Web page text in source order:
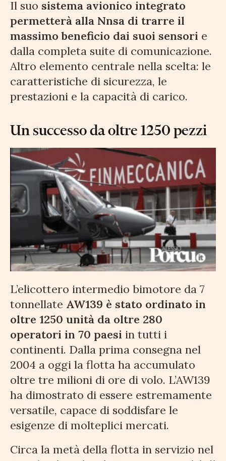
Il suo sistema avionico integrato
permetterà alla Nnsa di trarre il
massimo beneficio dai suoi sensori e
dalla completa suite di comunicazione.
Altro elemento centrale nella scelta: le
caratteristiche di sicurezza, le
prestazioni e la capacità di carico.
Un successo da oltre 1250 pezzi
L’elicottero intermedio bimotore da 7
tonnellate AW139 è stato ordinato in
oltre 1250 unità da oltre 280
operatori in 70 paesi in tutti i
continenti. Dalla prima consegna nel
2004 a oggi la flotta ha accumulato
oltre tre milioni di ore di volo. L’AW139
ha dimostrato di essere estremamente
versatile, capace di soddisfare le
esigenze di molteplici mercati.
Circa la metà della flotta in servizio nel